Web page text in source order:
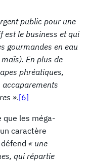
public pour une
est le business et qui
gourmandes en eau
En plus de
phréatiques,
accaparements
».[6]
que les méga-
caractère
« une
qui répartie